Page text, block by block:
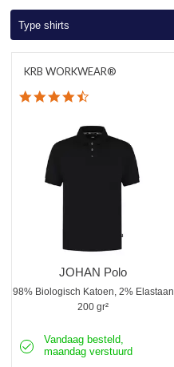
Type shirts
T-shirts korte mouw
T-shirts lange mouw
Poloshirts korte mouw
Poloshirts lange mouw
KRB WORKWEAR®
JOHAN Polo
98% Biologisch Katoen, 2% Elastaan
200 gr²
Vandaag besteld,
maandag verstuurd